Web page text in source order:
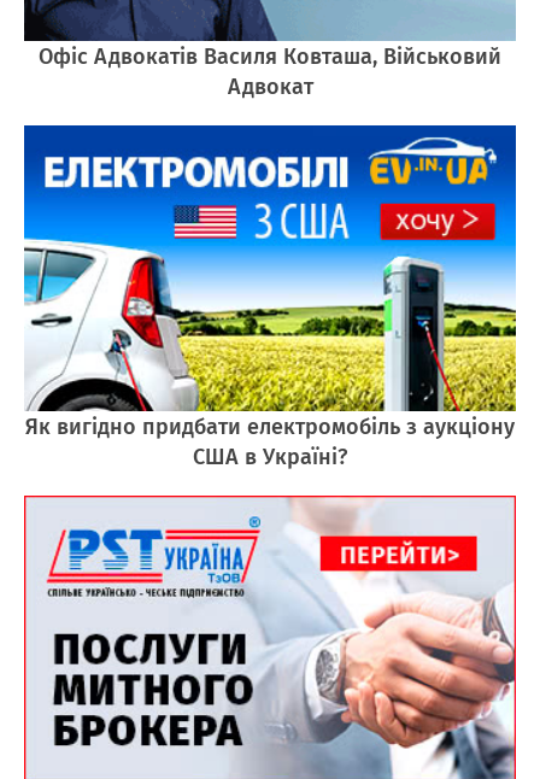
Офіс Адвокатів Василя Ковташа, Військовий
Адвокат
Як вигідно придбати електромобіль з аукціону
США в Україні?